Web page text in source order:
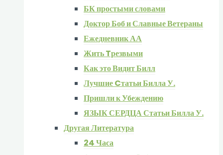
БК простыми словами
Доктор Боб и Славные Ветераны
Ежедневник АА
Жить Tрезвыми
Как это Видит Билл
Лучшие Cтатьи Билла У.
Пришли к Убеждению
ЯЗЫК СЕРДЦА Статьи Билла У.
Другая Литература
24 Часа